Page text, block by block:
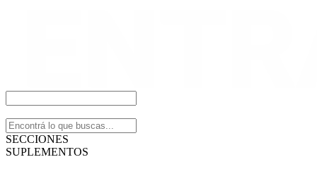
SECCIONES
SUPLEMENTOS